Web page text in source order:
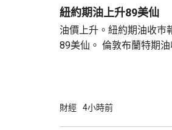
紐約期油上升89美仙
油價上升。紐約期油收巿
89美仙。 倫敦布蘭特期油收巿報83.55美元，
財經 4小時前